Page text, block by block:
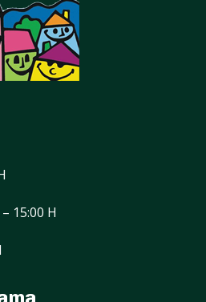
15:00 H